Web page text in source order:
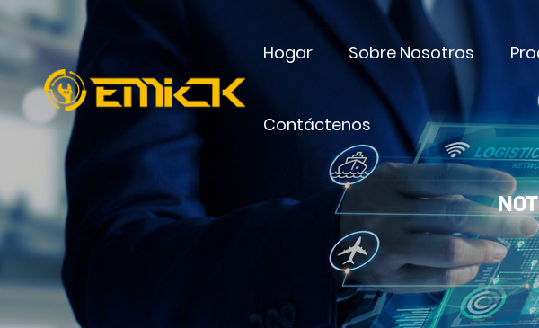
Hogar Sobre Nosotros
Contáctenos